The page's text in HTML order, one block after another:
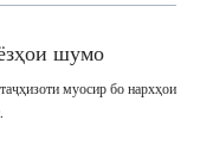
шумо
муосир бо нархҳои